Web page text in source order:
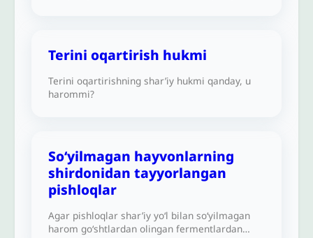
Terini oqartirish hukmi
Terini oqartirishning shar’iy hukmi qanday, u
harommi?
So‘yilmagan hayvonlarning
shirdonidan tayyorlangan
pishloqlar
Agar pishloqlar shar’iy yo‘l bilan so‘yilmagan
harom go‘shtlardan olingan fermentlardan